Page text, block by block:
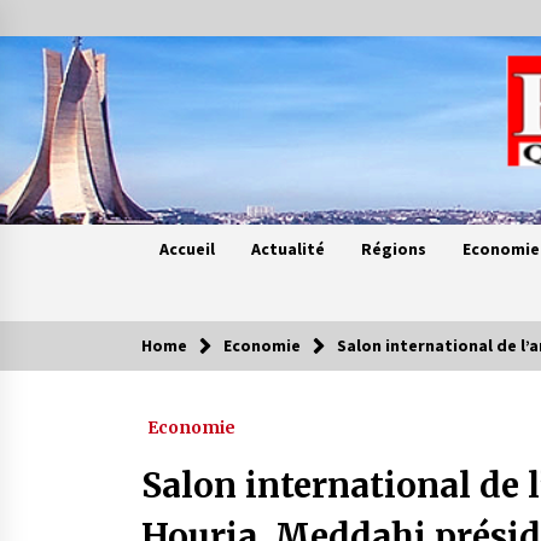
to
content
Accueil Actualité Régions Economie
Contes de chez nous
4 ans ago
Home Economie Salon international de
Economie
Salon international de